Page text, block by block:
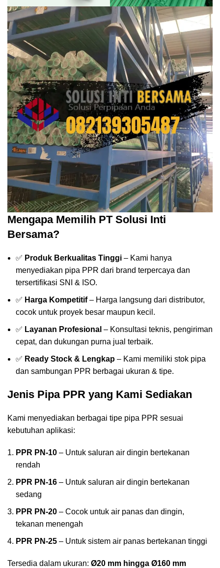
Mengapa Memilih PT Solusi Inti
Bersama?
✅ Produk Berkualitas Tinggi – Kami hanya
menyediakan pipa PPR dari brand terpercaya dan
tersertifikasi SNI & ISO.
✅ Harga Kompetitif– Harga langsung dari distributor,
cocok untuk proyek besar maupun kecil.
✅ Layanan Profesional – Konsultasi teknis, pengiriman
cepat, dan dukungan purna jual terbaik.
✅ Ready Stock & Lengkap – Kami memiliki stok pipa
dan sambungan PPR berbagai ukuran & tipe.
Jenis Pipa PPR yang Kami Sediakan
Kami menyediakan berbagai tipe pipa PPR sesuai
kebutuhan aplikasi:
PPR PN-10 – Untuk saluran air dingin bertekanan
rendah
PPR PN-16 – Untuk saluran air dingin bertekanan
sedang
PPR PN-20 – Cocok untuk air panas dan dingin,
tekanan menengah
PPR PN-25 – Untuk sistem air panas bertekanan tinggi
Tersedia dalam ukuran: Ø20 mm hingga Ø160 mm